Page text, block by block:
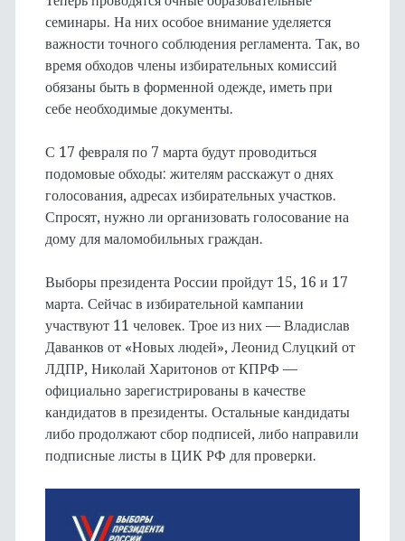
семинары. На них особое внимание уделяется
важности точного соблюдения регламента. Так, во
время обходов члены избирательных комиссий
обязаны быть в форменной одежде, иметь при
себе необходимые документы.
С 17 февраля по 7 марта будут проводиться
подомовые обходы: жителям расскажут о днях
голосования, адресах избирательных участков.
Спросят, нужно ли организовать голосование на
дому для маломобильных граждан.
Выборы президента России пройдут 15, 16 и 17
марта. Сейчас в избирательной кампании
участвуют 11 человек. Трое из них — Владислав
Даванков от «Новых людей», Леонид Слуцкий от
ЛДПР, Николай Харитонов от КПРФ —
официально зарегистрированы в качестве
кандидатов в президенты. Остальные кандидаты
либо продолжают сбор подписей, либо направили
подписные листы в ЦИК РФ для проверки.